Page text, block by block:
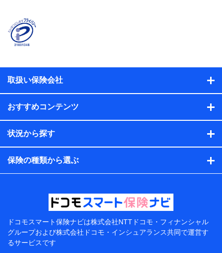
名、住所、生年月日、性別、保険契約者と被保険者の関
係、保険加入の目的、保険商品の内容、保険料、保険料
のお支払方法、車のメーカーや走行距離などの情報、建
ル内容や送信履歴の情報及び保険の更改案内等を提供し
保険契約情報
当社または株式会社NTTドコモ・フィナンシャルグルー
プが取得し、又は保有する保険契約に関する情報。例と
して、保険契約者及び被保険者の氏名、住所、生年月
日、性別、保険契約者と被保険者の関係、保険加入の目
的、保険商品の内容、保険料、保険料のお支払方法、車
のメーカーや走行距離などの情報、建物の構造や築年数
などの情報、ペットの種類や年齢などの情報などが含ま
提供当事者から受領当事者が個人データを取得する方法
電子的・電磁的方法等
【共同して利用する者の範囲】
当社
株式会社NTTドコモ・フィナンシャルグループ
取扱い保険会社
おすすめコンテンツ
状況から探す
保険の種類から選ぶ
ドコモスマート保険ナビは株式会社NTTドコモ・フィナンシャル
グループおよび株式会社ドコモ・インシュアランス共同で運営す
るサービスです